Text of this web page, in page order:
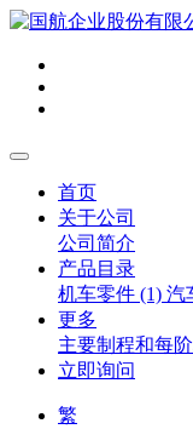
首页
关于公司
公司简介
产品目录
机车零件 (1) 汽
更多
主要制程和每
立即询问
繁